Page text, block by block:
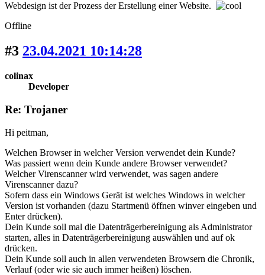
Webdesign ist der Prozess der Erstellung einer Website.
Offline
#3 23.04.2021 10:14:28
colinax
Developer
Re: Trojaner
Hi peitman,
Welchen Browser in welcher Version verwendet dein Kunde?
Was passiert wenn dein Kunde andere Browser verwendet?
Welcher Virenscanner wird verwendet, was sagen andere
Virenscanner dazu?
Sofern dass ein Windows Gerät ist welches Windows in welcher
Version ist vorhanden (dazu Startmenü öffnen winver eingeben und
Enter drücken).
Dein Kunde soll mal die Datenträgerbereinigung als Administrator
starten, alles in Datenträgerbereinigung auswählen und auf ok
drücken.
Dein Kunde soll auch in allen verwendeten Browsern die Chronik,
Verlauf (oder wie sie auch immer heißen) löschen.